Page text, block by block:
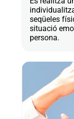
seqüeles
situació
persona.